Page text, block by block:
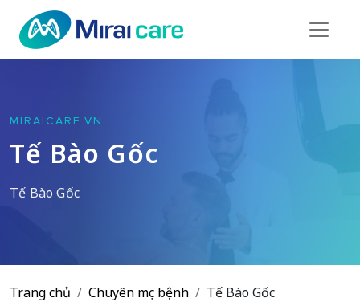
MIRAICARE.VN
Tế Bào Gốc
Tế Bào Gốc
Trang chủ Chuyên mục bệnh Tế Bào Gốc